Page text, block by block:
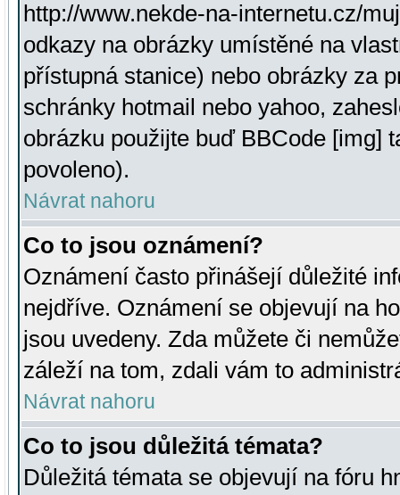
http://www.nekde-na-internetu.cz/
odkazy na obrázky umístěné na
přístupná stanice) nebo obrázky za
schránky hotmail nebo yahoo,
obrázku použijte buď BBCode [img]
povoleno).
Návrat nahoru
Co to jsou oznámení?
Oznámení často přinášejí důležité
nejdříve. Oznámení se objevují na
jsou uvedeny. Zda můžete či
záleží na tom, zdali vám to
Návrat nahoru
Co to jsou důležitá témata?
Důležitá témata se objevují na fóru